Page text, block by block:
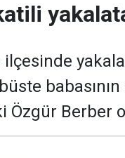
Özgür Berber